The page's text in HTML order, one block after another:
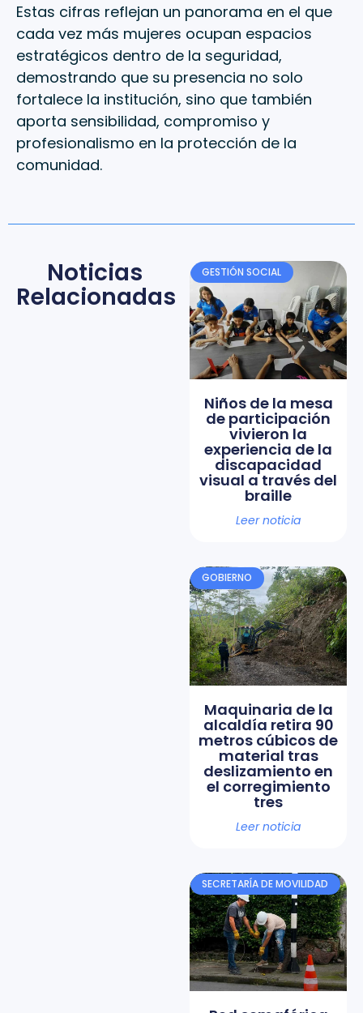
Estas cifras reflejan un panorama en el que
cada vez más mujeres ocupan espacios
estratégicos dentro de la seguridad,
demostrando que su presencia no solo
fortalece la institución, sino que también
aporta sensibilidad, compromiso y
profesionalismo en la protección de la
comunidad.
Noticias
Relacionadas
GESTIÓN SOCIAL
Niños de la mesa
de participación
vivieron la
experiencia de la
discapacidad
visual a través del
braille
Leer noticia
GOBIERNO
Maquinaria de la
alcaldía retira 90
metros cúbicos de
material tras
deslizamiento en
el corregimiento
tres
Leer noticia
SECRETARÍA DE MOVILIDAD